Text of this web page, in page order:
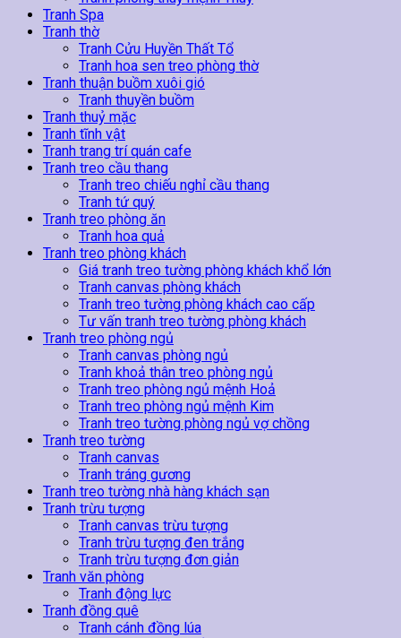
Tranh Spa
Tranh thờ
Tranh Cửu Huyền Thất Tổ
Tranh hoa sen treo phòng thờ
Tranh thuận buồm xuôi gió
Tranh thuyền buồm
Tranh thuỷ mặc
Tranh tĩnh vật
Tranh trang trí quán cafe
Tranh treo cầu thang
Tranh treo chiếu nghỉ cầu thang
Tranh tứ quý
Tranh treo phòng ăn
Tranh hoa quả
Tranh treo phòng khách
Giá tranh treo tường phòng khách khổ lớn
Tranh canvas phòng khách
Tranh treo tường phòng khách cao cấp
Tư vấn tranh treo tường phòng khách
Tranh treo phòng ngủ
Tranh canvas phòng ngủ
Tranh khoả thân treo phòng ngủ
Tranh treo phòng ngủ mệnh Hoả
Tranh treo phòng ngủ mệnh Kim
Tranh treo tường phòng ngủ vợ chồng
Tranh treo tường
Tranh canvas
Tranh tráng gương
Tranh treo tường nhà hàng khách sạn
Tranh trừu tượng
Tranh canvas trừu tượng
Tranh trừu tượng đen trắng
Tranh trừu tượng đơn giản
Tranh văn phòng
Tranh động lực
Tranh đồng quê
Tranh cánh đồng lúa